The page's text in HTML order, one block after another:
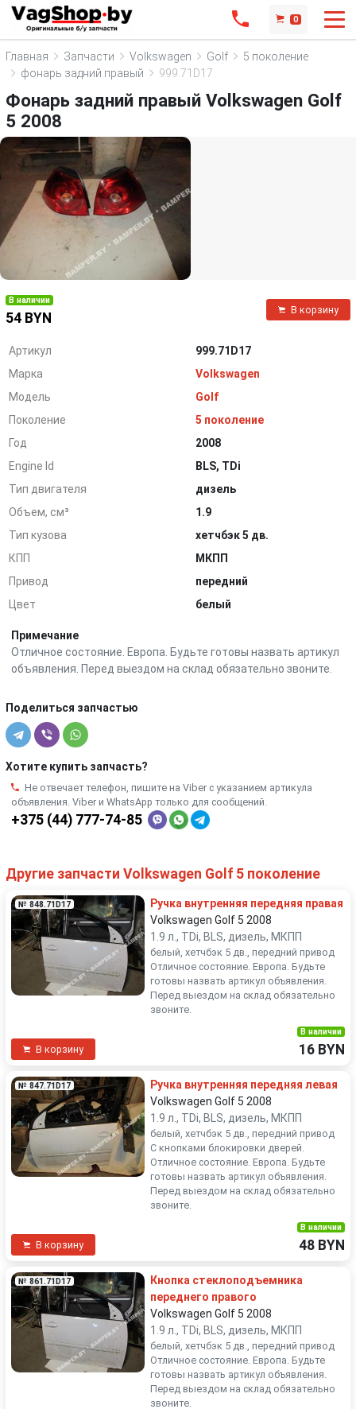
0
Главная Запчасти Volkswagen Golf
5 поколение
фонарь задний правый
999.71D17
Фонарь задний правый Volkswagen Golf
5 2008
В наличии
54 BYN
В корзину
Артикул
999.71D17
Марка
Volkswagen
Модель
Golf
Поколение
5 поколение
Год
2008
Engine Id
BLS, TDi
Тип двигателя
дизель
Объем, см³
1.9
Тип кузова
хетчбэк 5 дв.
КПП
МКПП
Привод
передний
Цвет
белый
Примечание
Отличное состояние. Европа. Будьте готовы назвать артикул
объявления. Перед выездом на склад обязательно звоните.
Поделиться запчастью
Хотите купить запчасть?
Не отвечает телефон, пишите на Viber с указанием артикула
объявления. Viber и WhatsApp только для сообщений.
+375 (44) 777-74-85
Другие запчасти Volkswagen Golf 5 поколение
№ 848.71D17
Ручка внутренняя передняя правая
Volkswagen Golf 5 2008
1.9 л., TDi, BLS, дизель, МКПП
белый, хетчбэк 5 дв., передний привод
Отличное состояние. Европа. Будьте
готовы назвать артикул объявления.
Перед выездом на склад обязательно
звоните.
В корзину
В наличии
16 BYN
№ 847.71D17
Ручка внутренняя передняя левая
Volkswagen Golf 5 2008
1.9 л., TDi, BLS, дизель, МКПП
белый, хетчбэк 5 дв., передний привод
С кнопками блокировки дверей.
Отличное состояние. Европа. Будьте
готовы назвать артикул объявления.
Перед выездом на склад обязательно
звоните.
В корзину
В наличии
48 BYN
№ 861.71D17
Кнопка стеклоподъемника
переднего правого
Volkswagen Golf 5 2008
1.9 л., TDi, BLS, дизель, МКПП
белый, хетчбэк 5 дв., передний привод
Отличное состояние. Европа. Будьте
готовы назвать артикул объявления.
Перед выездом на склад обязательно
звоните.